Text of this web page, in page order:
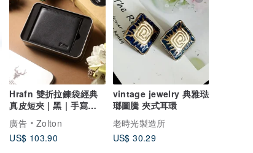
Hrafn 雙折拉鍊袋經典
真皮短夾 | 黑 | 手寫刻
字可
廣告
Zolton
US$ 103.90
vintage jewelry 典雅琺
瑯圖騰 夾式耳環
老時光製造所
US$ 30.29